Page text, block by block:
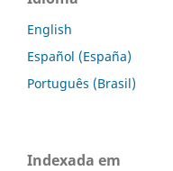
English
Español (España)
Português (Brasil)
Indexada em